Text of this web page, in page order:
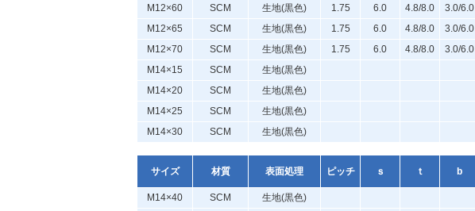
M12×60
SCM 生地(黒色) 1.75 6.0 4.8/8.0 3.0/6.0
M12×65
SCM 生地(黒色) 1.75 6.0 4.8/8.0 3.0/6.0
M12×70
SCM 生地(黒色) 1.75 6.0 4.8/8.0 3.0/6.0
M14×15
SCM 生地(黒色)
M14×20
SCM 生地(黒色)
M14×25
SCM 生地(黒色)
M14×30
SCM 生地(黒色)
サイズ 材質 表面処理 ピッチ ｓ ｔ b
M14×40 SCM 生地(黒色)